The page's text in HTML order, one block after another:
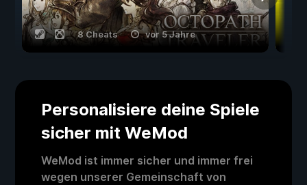
8 Cheats vor 5 Jahre
Personalisiere deine Spiele
sicher mit WeMod
WeMod ist immer sicher und immer frei
wegen unserer Gemeinschaft von